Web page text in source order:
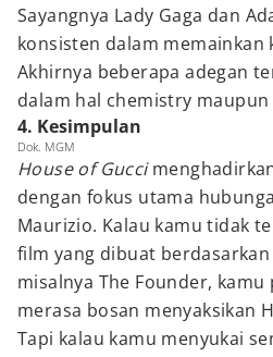
Sayangnya Lady Gaga dan
konsisten dalam memainkan
Akhirnya beberapa adegan
dalam hal chemistry
4. Kesimpulan
Dok. MGM
House of Gucci
dengan fokus utama
Maurizio. Kalau kamu tidak
film yang dibuat
misalnya The Founder,
merasa bosan menyaksikan
Tapi kalau kamu menyukai